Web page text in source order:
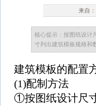
来自
核心提示：按图纸设计
寸列出建筑模板规格和
建筑模板的配置
(1)配制方法
①按图纸设计尺